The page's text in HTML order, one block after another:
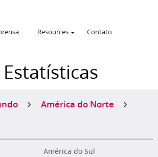
Resources Contato
América do Norte
América do Sul